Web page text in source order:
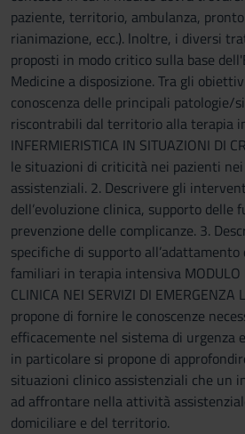
paziente, territorio, ambulanza,
rianimazione, ecc.). lnoltre, i diversi
proposti in modo critico sulla base
Medicine a disposizione. Tra gli
conoscenza delle principali patologie/
riscontrabili dal territorio alla terapia
INFERMIERISTICA IN SITUAZIONI DI
le situazioni di criticità nei pazienti
assistenziali. 2. Descrivere gli
dell’evoluzione clinica, supporto delle
prevenzione delle complicanze. 3.
specifiche di supporto all’adattamento
familiari in terapia intensiva MODULO
CLINICA NEI SERVIZI DI
propone di fornire le conoscenze
efficacemente nel sistema di urgenza
in particolare si propone di
situazioni clinico assistenziali che un
ad affrontare nella attività
domiciliare e del territorio.